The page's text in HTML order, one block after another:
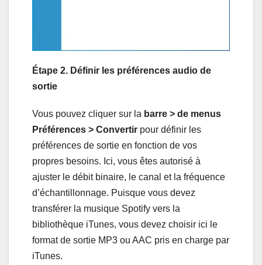
Étape 2. Définir les préférences audio de
sortie
Vous pouvez cliquer sur la barre > de menus
Préférences > Convertir pour définir les
préférences de sortie en fonction de vos
propres besoins. Ici, vous êtes autorisé à
ajuster le débit binaire, le canal et la fréquence
d’échantillonnage. Puisque vous devez
transférer la musique Spotify vers la
bibliothèque iTunes, vous devez choisir ici le
format de sortie MP3 ou AAC pris en charge par
iTunes.